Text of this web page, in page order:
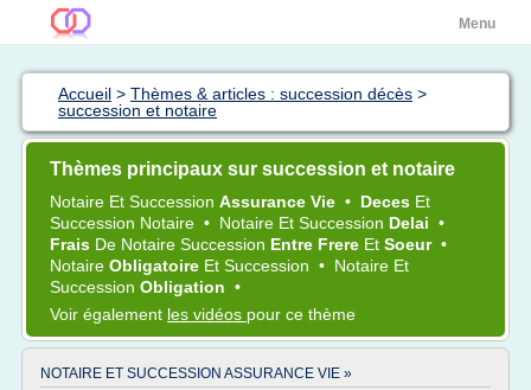
Menu
Accueil > Thèmes & articles : succession décès >
succession et notaire
Thèmes principaux sur succession et notaire
Notaire Et Succession Assurance Vie • Deces Et
Succession Notaire • Notaire Et Succession Delai •
Frais De Notaire Succession Entre Frere Et Soeur •
Notaire Obligatoire Et Succession • Notaire Et
Succession Obligation •
Voir également les vidéos pour ce thème
NOTAIRE ET SUCCESSION ASSURANCE VIE »